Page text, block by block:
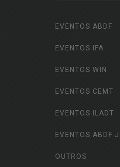
EVENTOS ABDF
EVENTOS IFA
EVENTOS WIN
EVENTOS CEMT
EVENTOS ILADT
EVENTOS ABDF
OUTROS